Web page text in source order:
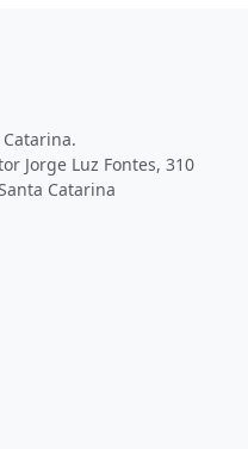
Jorge Luz Fontes, 310
Catarina